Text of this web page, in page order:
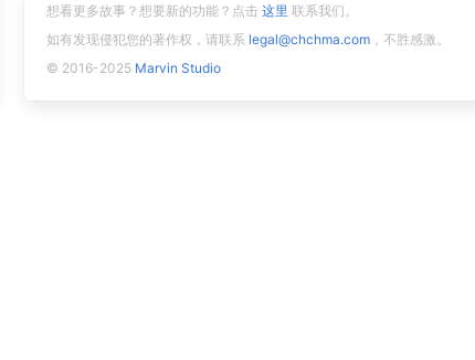
想看更多故事？想要新的功能？点击 这里 联系我们。
如有发现侵犯您的著作权，请联系 legal@chchma.com，不胜感激。
© 2016-2025 Marvin Studio